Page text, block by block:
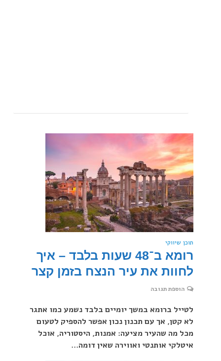
תוכן שיווקי
רומא ב־48 שעות בלבד – איך
לחוות את עיר הנצח בזמן קצר
הוספת תגובה
לטייל ברומא במשך יומיים בלבד נשמע כמו אתגר
לא קטן, אך עם תכנון נכון אפשר להספיק לטעום
מכל מה שהעיר מציעה: אמנות, היסטוריה, אוכל
איטלקי אותנטי ואווירה שאין דומה...